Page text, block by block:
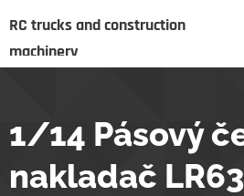
RC trucks and construction
machinery
1/14 Pásový
nakladač